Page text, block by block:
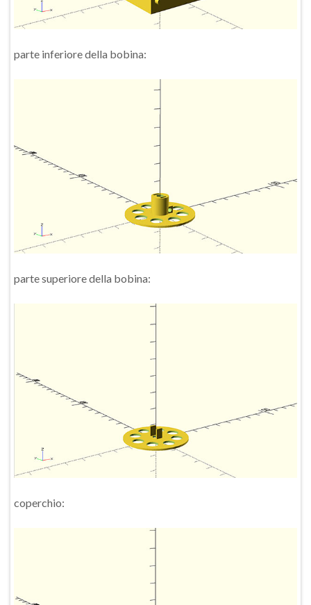
parte inferiore della bobina:
parte superiore della bobina:
coperchio: